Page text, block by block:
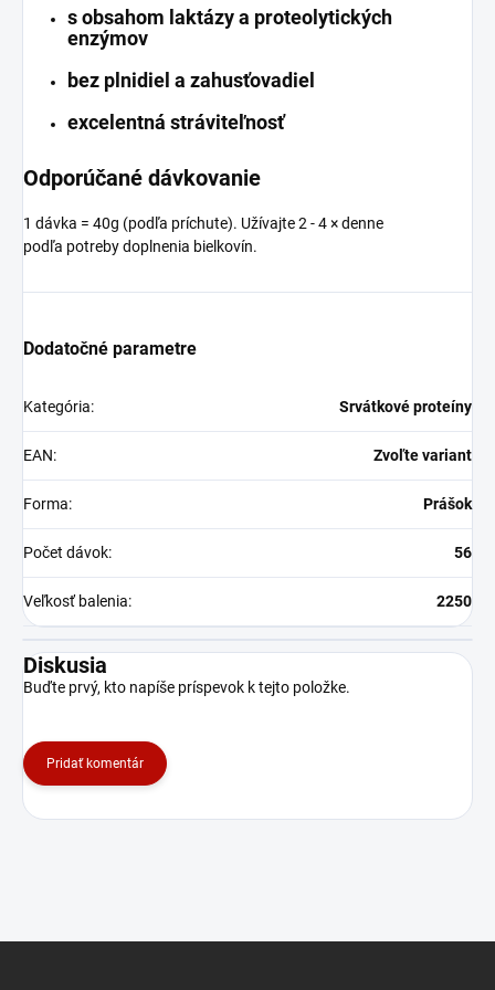
s obsahom laktázy a proteolytických
enzýmov
bez plnidiel a zahusťovadiel
excelentná stráviteľnosť
Odporúčané dávkovanie
1 dávka = 40g (podľa príchute). Užívajte 2 - 4 × denne
podľa potreby doplnenia bielkovín.
Dodatočné parametre
Kategória: Srvátkové proteíny
EAN: Zvoľte variant
Forma: Prášok
Počet dávok: 56
Veľkosť balenia: 2250
Diskusia
Buďte prvý, kto napíše príspevok k tejto položke.
Pridať komentár